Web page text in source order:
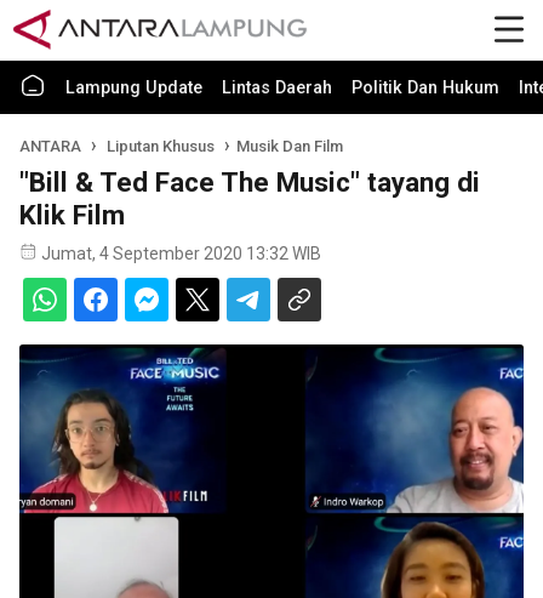
Lampung Update Lintas Daerah Politik Dan Hukum
ANTARA Liputan Khusus Musik Dan Film
"Bill & Ted Face The Music" tayang di
Klik Film
Jumat, 4 September 2020 13:32 WIB